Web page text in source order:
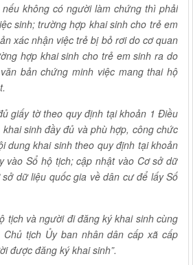
không có người làm chứng thì phải
sinh; trường hợp khai sinh cho trẻ em
xác nhận việc trẻ bị bỏ rơi do cơ quan
hợp khai sinh cho trẻ em sinh ra do
bản chứng minh việc mang thai hộ
giấy tờ theo quy định tại khoản 1 Điều
sinh đầy đủ và phù hợp, công chức
dung khai sinh theo quy định tại khoản
vào Sổ hộ tịch; cập nhật vào Cơ sở dữ
dữ liệu quốc gia về dân cư để lấy Số
tịch và người đi đăng ký khai sinh cùng
tịch Ủy ban nhân dân cấp xã cấp
được đăng ký khai sinh”.